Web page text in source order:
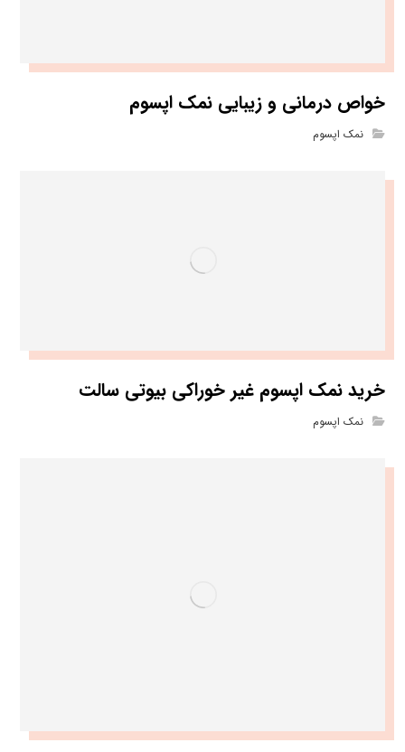
خواص درمانی و زیبایی نمک اپسوم
نمک اپسوم
خرید نمک اپسوم غیر خوراکی بیوتی سالت
نمک اپسوم